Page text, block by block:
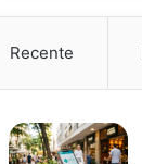
Recente